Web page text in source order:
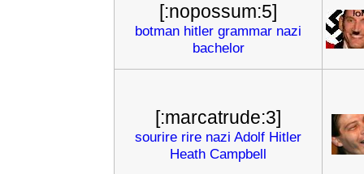
[:nopossum:5]
botman hitler grammar nazi
bachelor
[:marcatrude:3]
sourire rire nazi Adolf Hitler
Heath Campbell